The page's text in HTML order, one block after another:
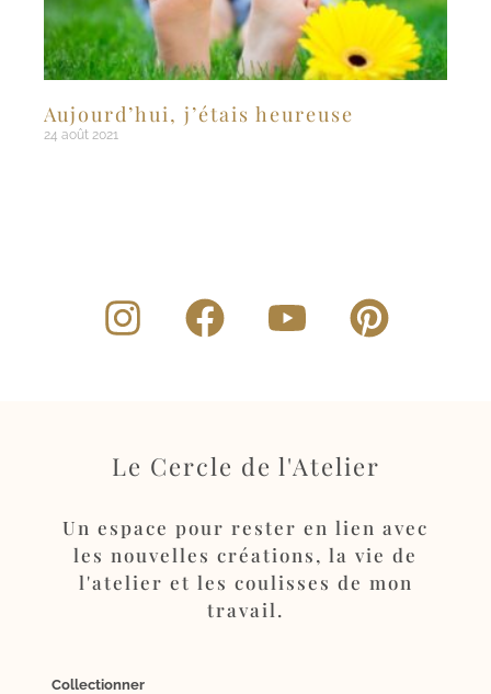
Aujourd’hui, j’étais heureuse
24 août 2021
Le Cercle de l'Atelier
Un espace pour rester en lien avec
les nouvelles créations, la vie de
l'atelier et les coulisses de mon
travail.
Collectionner